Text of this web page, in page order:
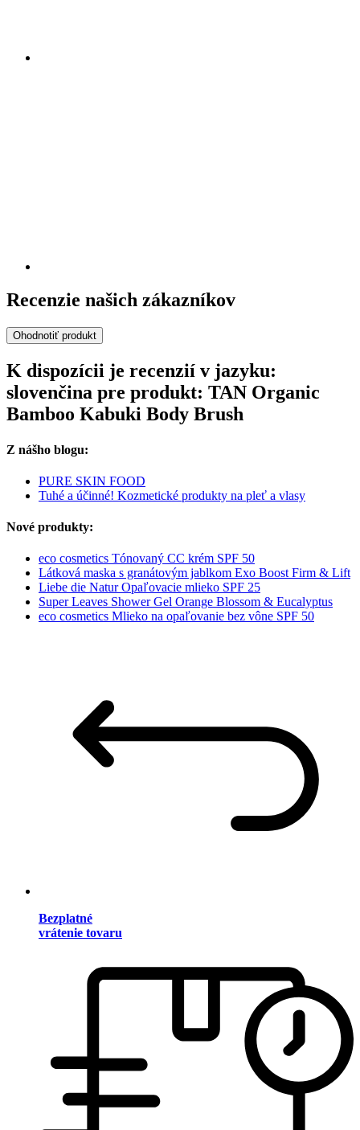
Recenzie našich zákazníkov
Ohodnotiť produkt
K dispozícii je recenzií v jazyku:
slovenčina pre produkt: TAN Organic
Bamboo Kabuki Body Brush
Z nášho blogu:
PURE SKIN FOOD
Tuhé a účinné! Kozmetické produkty na pleť a vlasy
Nové produkty:
eco cosmetics Tónovaný CC krém SPF 50
Látková maska s granátovým jablkom Exo Boost Firm & Lift
Liebe die Natur Opaľovacie mlieko SPF 25
Super Leaves Shower Gel Orange Blossom & Eucalyptus
eco cosmetics Mlieko na opaľovanie bez vône SPF 50
Bezplatné
vrátenie tovaru